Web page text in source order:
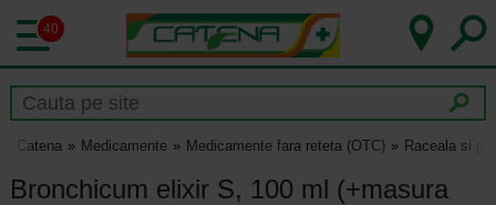
40
Catena Medicamente Medicamente fara reteta (OTC) Raceala si
Bronchicum elixir S, 100 ml (+masura